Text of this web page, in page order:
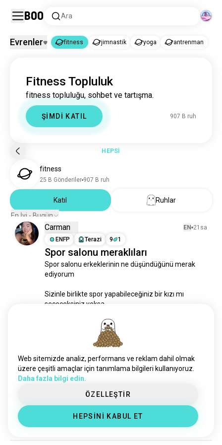
Boo Ara
fitness
jimnastik 2,2 Mn ruh
yoga
antrenman
Evrenler fitness jimnastik yoga antrenman
Fitness Topluluk
fitness topluluğu, sohbet ve tartışma.
ŞİMDİ KATIL 907 B ruh
HEPSİ
fitness
25 B Gönderiler 907 B ruh
Katıl
Ruhlar
En İyi - Bugün
Carman EN 21sa
ENFP
Terazi 9 1
Spor salonu meraklıları
Spor salonu erkeklerinin ne düşündüğünü merak
ediyorum
Sizinle birlikte spor yapabileceğiniz bir kızı mı
seçeceksiniz yoksa
Sizin onu eğitmenize aldırış etmeyen bir kızı mı?
İdeal erkek arkadaşlarımdan biri kişisel antrenör,
Spor salonu kızı
Web sitemizde analiz, performans ve reklam dahil olmak
üzere çeşitli amaçlar için tanımlama bilgileri kullanıyoruz.
Daha fazla bilgi edin.
ÖZELLEŞTİR
HEPSİNİ KABUL ET